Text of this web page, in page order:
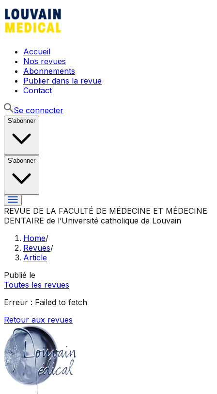
Accueil
Nos revues
Abonnements
Publier dans la revue
Contact
Se connecter
S'abonner
S'abonner
REVUE DE LA FACULTÉ DE MÉDECINE ET MÉDECINE
DENTAIRE de l’Université catholique de Louvain
Home/
Revues/
Article
Publié le
Toutes les revues
Erreur : Failed to fetch
Retour aux revues